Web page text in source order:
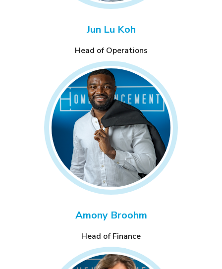
Jun Lu Koh
Head of Operations
Amony Broohm
Head of Finance